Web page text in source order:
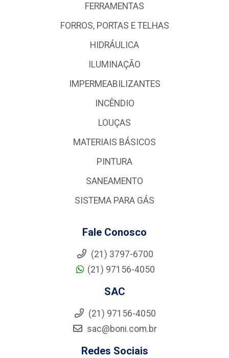
FERRAMENTAS
FORROS, PORTAS E TELHAS
HIDRÁULICA
ILUMINAÇÃO
IMPERMEABILIZANTES
INCÊNDIO
LOUÇAS
MATERIAIS BÁSICOS
PINTURA
SANEAMENTO
SISTEMA PARA GÁS
Fale Conosco
(21) 3797-6700
(21) 97156-4050
SAC
(21) 97156-4050
sac@boni.com.br
Redes Sociais